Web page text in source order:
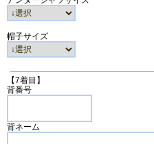
帽子サイズ
【7着目】
背番号
背ネーム